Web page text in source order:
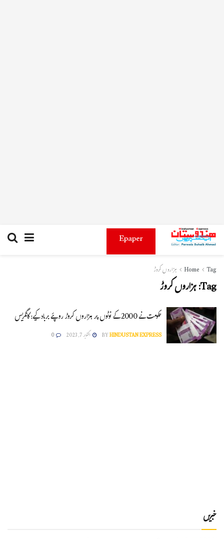
Epaper
Home Tag ہزاروں کروڑ
Tag:ہزاروں کروڑ
حکومت نے 2000 کے نوٹوں پر ہزاروں کروڑ روپئے برباد کیے: کانگریس
BYHINDUSTAN EXPRESS اکتوبر 7, 2023 0
خبریں